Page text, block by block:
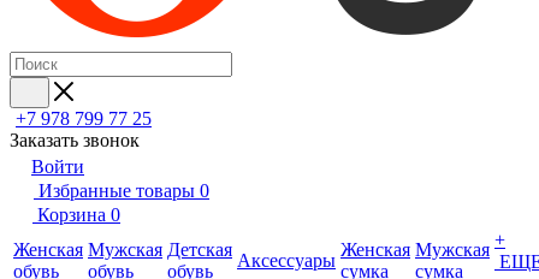
+7 978 799 77 25
Заказать звонок
Войти
Избранные товары 0
Корзина 0
Женская
обувь
Мужская
обувь
Детская
обувь
Аксессуары
Женская
сумка
Мужская
сумка
+